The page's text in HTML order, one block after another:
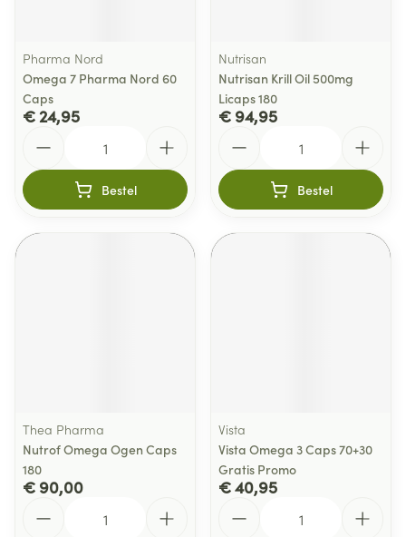
Pharma Nord
Omega 7 Pharma Nord 60
Caps
€ 24,95
Bestel
Nutrisan
Nutrisan Krill Oil 500mg
Licaps 180
€ 94,95
Bestel
Thea Pharma
Nutrof Omega Ogen Caps
180
€ 90,00
Vista
Vista Omega 3 Caps 70+30
Gratis Promo
€ 40,95